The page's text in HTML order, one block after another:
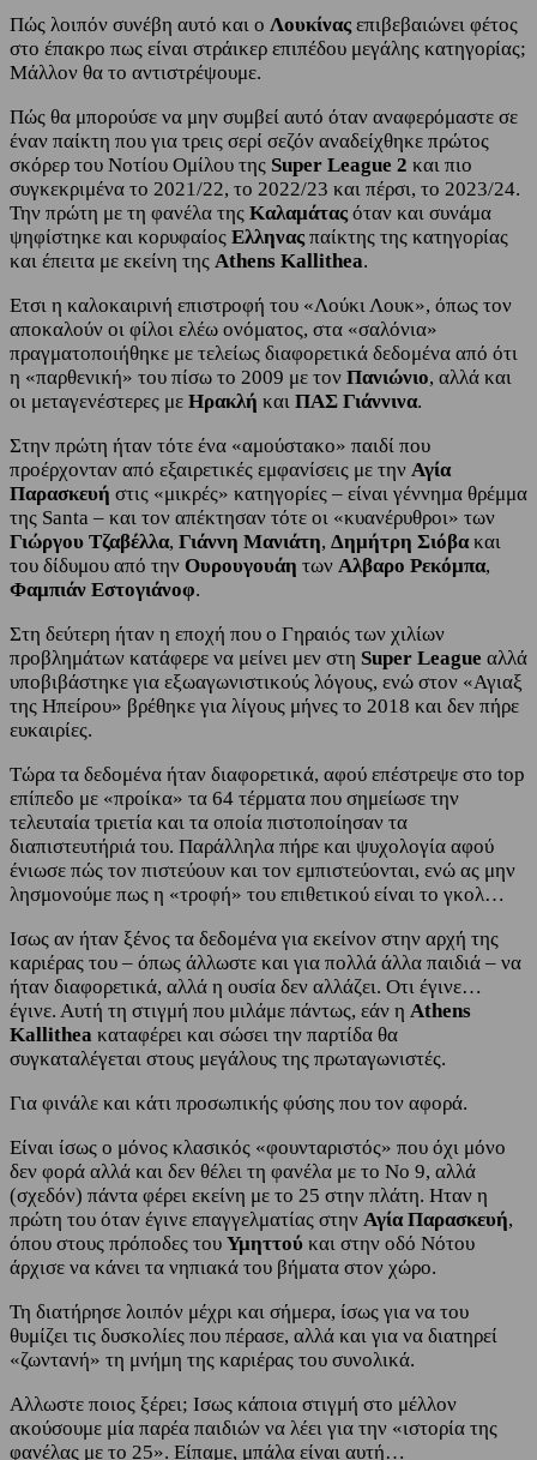
Πώς λοιπόν συνέβη αυτό και ο Λουκίνας επιβεβαιώνει φέτος
στο έπακρο πως είναι στράικερ επιπέδου μεγάλης κατηγορίας;
Μάλλον θα το αντιστρέψουμε.
Πώς θα μπορούσε να μην συμβεί αυτό όταν αναφερόμαστε σε
έναν παίκτη που για τρεις σερί σεζόν αναδείχθηκε πρώτος
σκόρερ του Νοτίου Ομίλου της Super League 2 και πιο
συγκεκριμένα το 2021/22, το 2022/23 και πέρσι, το 2023/24.
Την πρώτη με τη φανέλα της Καλαμάτας όταν και συνάμα
ψηφίστηκε και κορυφαίος Ελληνας παίκτης της κατηγορίας
και έπειτα με εκείνη της Athens Kallithea.
Ετσι η καλοκαιρινή επιστροφή του «Λούκι Λουκ», όπως τον
αποκαλούν οι φίλοι ελέω ονόματος, στα «σαλόνια»
πραγματοποιήθηκε με τελείως διαφορετικά δεδομένα από ότι
η «παρθενική» του πίσω το 2009 με τον Πανιώνιο, αλλά και
οι μεταγενέστερες με Ηρακλή και ΠΑΣ Γιάννινα.
Στην πρώτη ήταν τότε ένα «αμούστακο» παιδί που
προέρχονταν από εξαιρετικές εμφανίσεις με την Αγία
Παρασκευή στις «μικρές» κατηγορίες – είναι γέννημα θρέμμα
της Santa – και τον απέκτησαν τότε οι «κυανέρυθροι» των
Γιώργου Τζαβέλλα, Γιάννη Μανιάτη, Δημήτρη Σιόβακαι
του δίδυμου από την Ουρουγουάη των Αλβαρο Ρεκόμπα,
Φαμπιάν Εστογιάνοφ.
Στη δεύτερη ήταν η εποχή που ο Γηραιός των χιλίων
προβλημάτων κατάφερε να μείνει μεν στη Super League αλλά
υποβιβάστηκε για εξωαγωνιστικούς λόγους, ενώ στον «Αγιαξ
της Ηπείρου» βρέθηκε για λίγους μήνες το 2018 και δεν πήρε
ευκαιρίες.
Τώρα τα δεδομένα ήταν διαφορετικά, αφού επέστρεψε στο top
επίπεδο με «προίκα» τα 64 τέρματα που σημείωσε την
τελευταία τριετία και τα οποία πιστοποίησαν τα
διαπιστευτήριά του. Παράλληλα πήρε και ψυχολογία αφού
ένιωσε πώς τον πιστεύουν και τον εμπιστεύονται, ενώ ας μην
λησμονούμε πως η «τροφή» του επιθετικού είναι το γκολ…
Ισως αν ήταν ξένος τα δεδομένα για εκείνον στην αρχή της
καριέρας του – όπως άλλωστε και για πολλά άλλα παιδιά – να
ήταν διαφορετικά, αλλά η ουσία δεν αλλάζει. Οτι έγινε…
έγινε. Αυτή τη στιγμή που μιλάμε πάντως, εάν η Athens
Kallithea καταφέρει και σώσει την παρτίδα θα
συγκαταλέγεται στους μεγάλους της πρωταγωνιστές.
Για φινάλε και κάτι προσωπικής φύσης που τον αφορά.
Είναι ίσως ο μόνος κλασικός «φουνταριστός» που όχι μόνο
δεν φορά αλλά και δεν θέλει τη φανέλα με το Νο 9, αλλά
(σχεδόν) πάντα φέρει εκείνη με το 25 στην πλάτη. Ηταν η
πρώτη του όταν έγινε επαγγελματίας στην Αγία Παρασκευή,
όπου στους πρόποδες του Υμηττού και στην οδό Νότου
άρχισε να κάνει τα νηπιακά του βήματα στον χώρο.
Τη διατήρησε λοιπόν μέχρι και σήμερα, ίσως για να του
θυμίζει τις δυσκολίες που πέρασε, αλλά και για να διατηρεί
«ζωντανή» τη μνήμη της καριέρας του συνολικά.
Αλλωστε ποιος ξέρει; Ισως κάποια στιγμή στο μέλλον
ακούσουμε μία παρέα παιδιών να λέει για την «ιστορία της
φανέλας με το 25». Είπαμε, μπάλα είναι αυτή…